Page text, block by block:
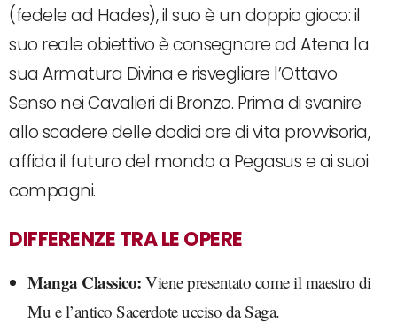
(fedele ad Hades), il suo è un doppio gioco: il
suo reale obiettivo è consegnare ad Atena la
sua Armatura Divina e risvegliare l’Ottavo
Senso nei Cavalieri di Bronzo. Prima di svanire
allo scadere delle dodici ore di vita provvisoria,
affida il futuro del mondo a Pegasus e ai suoi
compagni.
DIFFERENZE TRA LE OPERE
Manga Classico: Viene presentato come il maestro di
Mu e l’antico Sacerdote ucciso da Saga.